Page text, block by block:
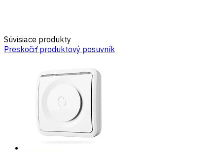
Súvisiace produkty
Preskočiť produktový posuvník